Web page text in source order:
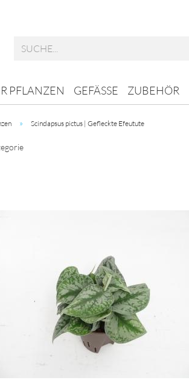
PFLANZEN GEFÄSSE ZUBEHÖR
» Scindapsus pictus | Gefleckte Efeutute